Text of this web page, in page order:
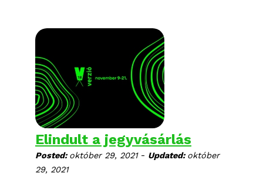
beszélgetés hozza el a
fesztiválhangulatot, amelyeken ismét
neves szakemberek, rendezők és
producerek vesznek majd részt. Jegyek
és bérletek már kaphatók.
Elindult a jegyvásárlás
Posted:október 29, 2021 - Updated:október
29, 2021